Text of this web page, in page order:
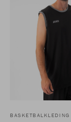
BASKETBALKLEDING